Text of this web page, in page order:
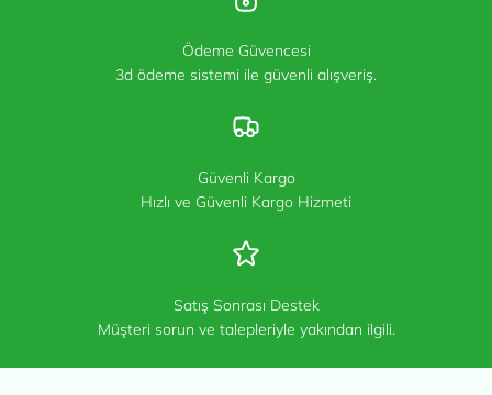
Ödeme Güvencesi
3d ödeme sistemi ile güvenli alışveriş.
Güvenli Kargo
Hızlı ve Güvenli Kargo Hizmeti
Satış Sonrası Destek
Müşteri sorun ve talepleriyle yakından ilgili.